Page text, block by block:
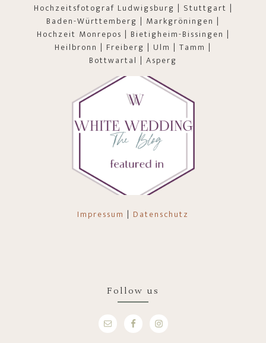
Hochzeitsfotograf Ludwigsburg | Stuttgart |
Baden-Württemberg | Markgröningen |
Hochzeit Monrepos | Bietigheim-Bissingen |
Heilbronn | Freiberg | Ulm | Tamm |
Bottwartal | Asperg
Impressum | Datenschutz
Follow us